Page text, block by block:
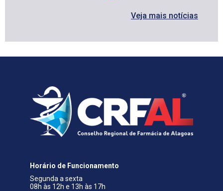
Veja mais notícias
Horário de Funcionamento
Segunda a sexta
08h às 12h e 13h às 17h